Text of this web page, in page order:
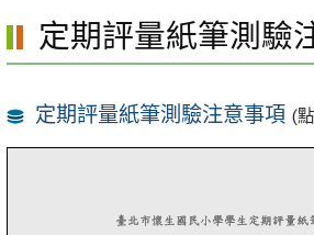
區
定期評量紙筆測驗
定期評量紙筆測驗注意事項 (